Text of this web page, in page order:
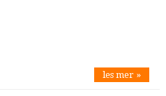
les mer »